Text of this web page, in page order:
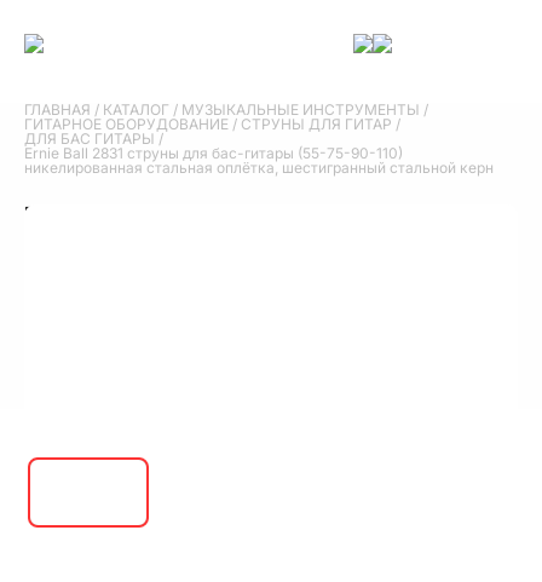
ГЛАВНАЯ / КАТАЛОГ / МУЗЫКАЛЬНЫЕ ИНСТРУМЕНТЫ /
ГИТАРНОЕ ОБОРУДОВАНИЕ / СТРУНЫ ДЛЯ ГИТАР /
ДЛЯ БАС ГИТАРЫ /
Ernie Ball 2831 струны для бас-гитары (55-75-90-110)
никелированная стальная оплётка, шестигранный стальной керн
Ernie Ball 2831 струны для бас-гитары (55-